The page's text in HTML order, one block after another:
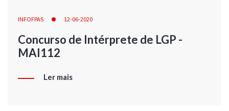
INFOFPAS 12-06-2020
Concurso de Intérprete de LGP -
MAI112
Ler mais